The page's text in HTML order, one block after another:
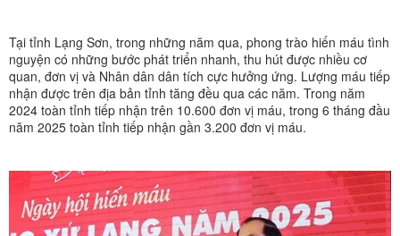
Tại tỉnh Lạng Sơn, trong những năm qua, phong trào hiến máu tình
nguyện có những bước phát triển nhanh, thu hút được nhiều cơ
quan, đơn vị và Nhân dân dân tích cực hưởng ứng. Lượng máu tiếp
nhận được trên địa bản tỉnh tăng đều qua các năm. Trong năm
2024 toàn tỉnh tiếp nhận trên 10.600 đơn vị máu, trong 6 tháng đầu
năm 2025 toàn tỉnh tiếp nhận gần 3.200 đơn vị máu.